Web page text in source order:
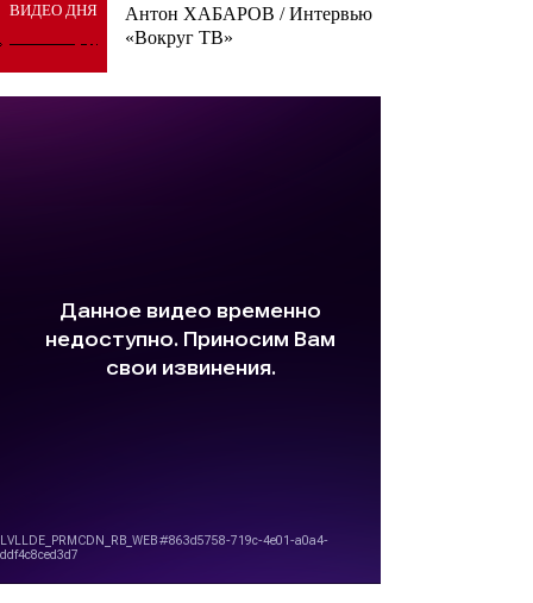
ВИДЕО ДНЯ
Антон ХАБАРОВ / Интервью
«Вокруг ТВ»